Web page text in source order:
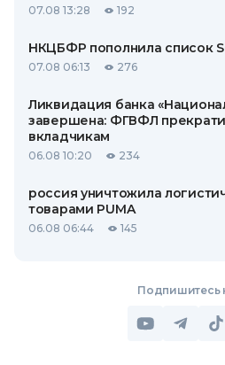
07.08 13:28 192
НКЦБФР пополнила список
07.08 06:13 276
Ликвидация банка
завершена: ФГВФЛ
вкладчикам
06.08 10:20 234
россия уничтожила
товарами PUMA
06.08 06:44 145
Подпишитесь